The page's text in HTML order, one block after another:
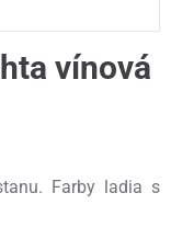
vínová
Farby ladia s